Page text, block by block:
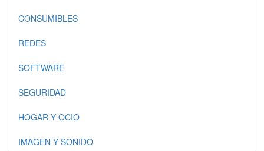
CONSUMIBLES
REDES
SOFTWARE
SEGURIDAD
HOGAR Y OCIO
IMAGEN Y SONIDO